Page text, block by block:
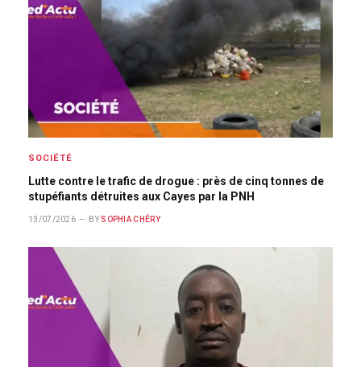
SOCIÉTÉ
Lutte contre le trafic de drogue : près de cinq tonnes de
stupéfiants détruites aux Cayes par la PNH
13/07/2026 BY SOPHIA CHÉRY